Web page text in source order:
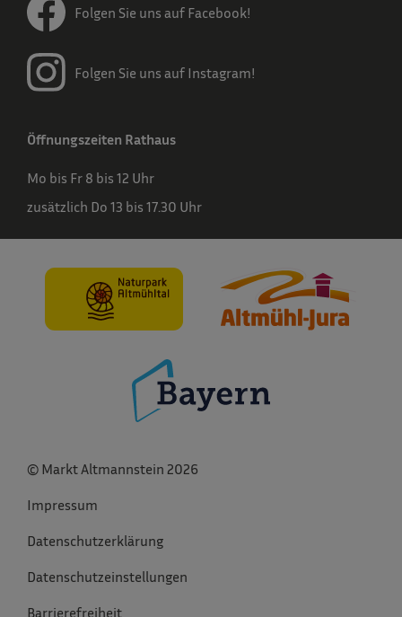
Folgen Sie uns auf Facebook!
Folgen Sie uns auf Instagram!
Öffnungszeiten Rathaus
Mo bis Fr 8 bis 12 Uhr
zusätzlich Do 13 bis 17.30 Uhr
© Markt Altmannstein 2026
Impressum
Datenschutzerklärung
Datenschutzeinstellungen
Barrierefreiheit